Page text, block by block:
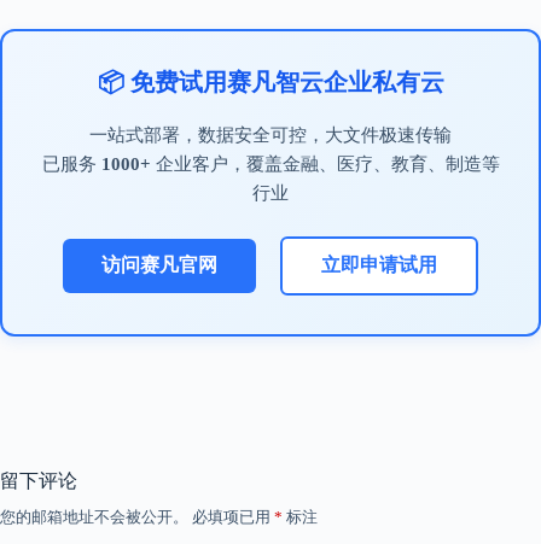
📦 免费试用赛凡智云企业私有云
一站式部署，数据安全可控，大文件极速传输
已服务 1000+ 企业客户，覆盖金融、医疗、教育、制造等
行业
访问赛凡官网 立即申请试用
留下评论
您的邮箱地址不会被公开。 必填项已用 * 标注